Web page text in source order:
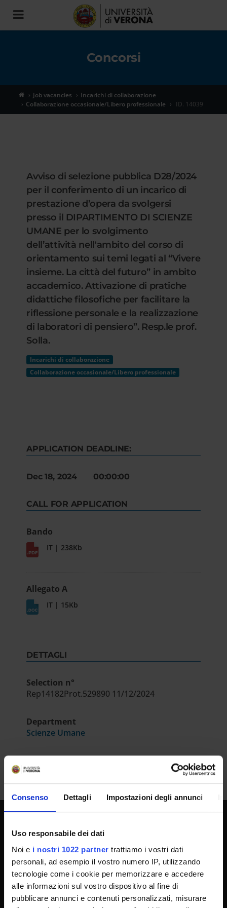
Consenso Dettagli Impostazioni degli annunci
Uso responsabile dei dati
Noi e i nostri 1022 partner trattiamo i vostri dati
personali, ad esempio il vostro numero IP, utilizzando
tecnologie come i cookie per memorizzare e accedere
alle informazioni sul vostro dispositivo al fine di
pubblicare annunci e contenuti personalizzati, misurare
Toggle
navigation
Concorsi
Job vacancies
Incarichi di collaborazione
Collaborazione occasionale/Libero professionale
ID. 14039
Avviso di selezione pubblica D28/2024
per il conferimento di un incarico di
prestazione d’opera da svolgersi
presso il DIPARTIMENTO DI SCIENZE
UMANE per lo svolgimento
dell’attività nell'ambito del corso di
orientamento sui temi legati al “Vivere
insieme. La città del futuro” in ambito
accademico. Attivazione di pratiche
didattiche filosofiche per facilitare la
riflessione personale e la realizzazione
di laboratori di pensiero”. Resp.le prof.
Solla.
Incarichi di collaborazione
Collaborazione occasionale/Libero professionale
APPLICATION DEADLINE:
Dec 18, 2024 00:00:00
CALL FOR APPLICATION
Bando
IT | 238Kb
Allegato A
IT | 15Kb
DETTAGLI
Selection n°
Rep14182Prot.529890 11/12/2024
Department
Scienze Umane
UNIVERSITY SERVICES
Transparency
Official University Register
Job vacancies